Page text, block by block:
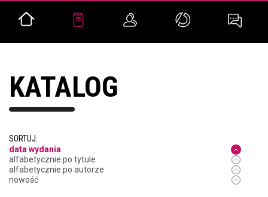
KATALOG
SORTUJ:
data wydania
alfabetycznie po tytule
alfabetycznie po autorze
nowość